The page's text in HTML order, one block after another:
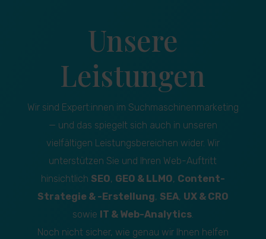
Unsere
Leistungen
Wir sind Expert:innen im Suchmaschinenmarketing
— und das spiegelt sich auch in unseren
vielfältigen Leistungsbereichen wider. Wir
unterstützen Sie und Ihren Web-Auftritt
hinsichtlich SEO, GEO & LLMO, Content-
Strategie & -Erstellung, SEA, UX & CRO
sowie IT & Web-Analytics.
Noch nicht sicher, wie genau wir Ihnen helfen